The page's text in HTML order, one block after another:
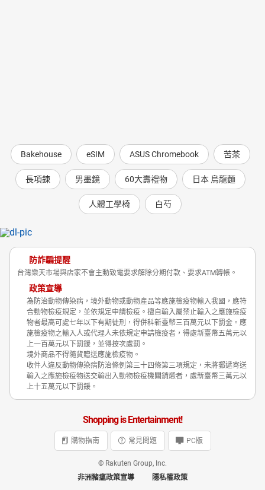
Bakehouse eSIM ASUS Chromebook 苦茶
長項鍊 男墨鏡 60大壽禮物 日本 烏龍麵
人體工學椅 白芍
防詐騙提醒
台灣樂天市場與店家不會主動致電要求解除分期付款、要求ATM轉帳。
政策宣導
為防治動物傳染病，境外動物或動物產品等應施檢疫物輸入我國，應符
合動物檢疫規定，並依規定申請檢疫。擅自輸入屬禁止輸入之應施檢疫
物者最高可處七年以下有期徒刑，得併科新臺幣三百萬元以下罰金。應
施檢疫物之輸入人或代理人未依規定申請檢疫者，得處新臺幣五萬元以
上一百萬元以下罰鍰，並得按次處罰。
境外商品不得隨貨贈送應施檢疫物。
收件人違反動物傳染病防治條例第三十四條第三項規定，未將郵遞寄送
輸入之應施檢疫物送交輸出入動物檢疫機關銷燬者，處新臺幣三萬元以
上十五萬元以下罰鍰。
Shopping is Entertainment!
購物指南 常見問題 PC版
© Rakuten Group, Inc.
非洲豬瘟政策宣導
隱私權政策